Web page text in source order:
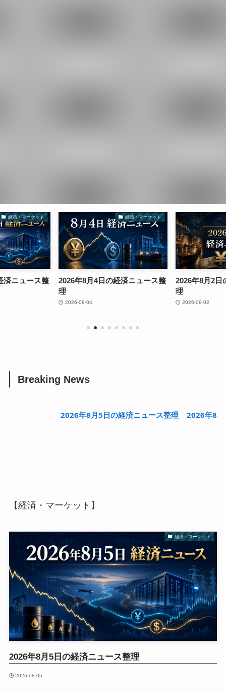
経済・マーケット
済ニュース整
経済・マーケット
2026年8月4日の経済ニュース整
理
2026-08-04
2026年8月2日
理
2026-08-02
Breaking News
2026年8月5日の経済ニュース整理 2026年8月4日の経済ニュ
【経済・マーケット】
経済・マーケット
2026年8月5日の経済ニュース整理
2026-08-05